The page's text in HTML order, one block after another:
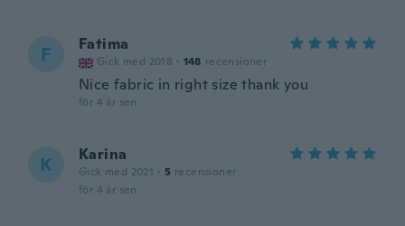
F Fatima
Gick med 2018 · 148 recensioner
Nice fabric in right size thank you
för 4 år sen
K Karina
Gick med 2021 · 5 recensioner
för 4 år sen